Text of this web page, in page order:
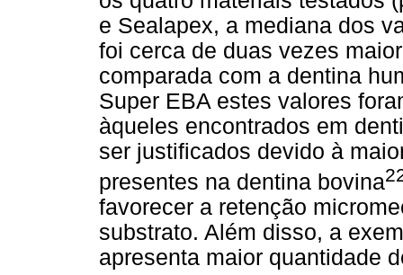
e Sealapex, a mediana dos
foi cerca de duas vezes
comparada com a dentina
Super EBA estes valores
àqueles encontrados em
ser justificados devido à
presentes na dentina bovina
favorecer a retenção
substrato. Além disso, a
apresenta maior quantidade